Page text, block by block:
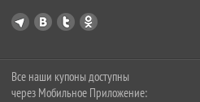
Все наши купоны доступны
через Мобильное Приложение: